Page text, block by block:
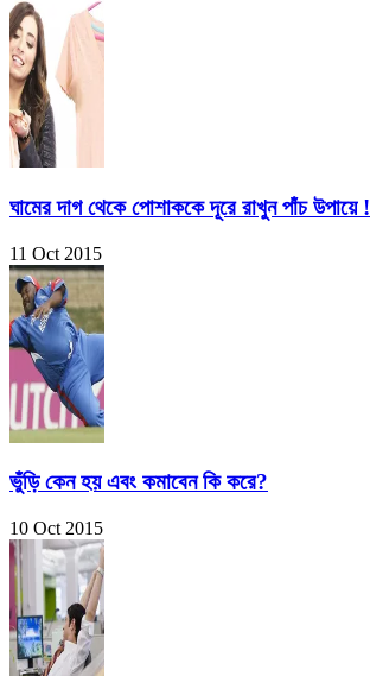
ঘামের দাগ থেকে পোশাককে দূরে রাখুন পাঁচ উপায়ে !
11 Oct 2015
ভুঁড়ি কেন হয় এবং কমাবেন কি করে?
10 Oct 2015